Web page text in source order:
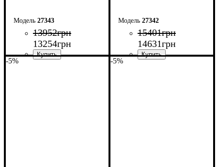
27343
13952грн
13254грн
27342
15401грн
14631грн
-5% -5%